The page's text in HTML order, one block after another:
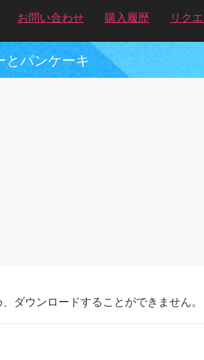
お問い合わせ 購入履歴 リク
とパンケーキ
ダウンロードすることができません。